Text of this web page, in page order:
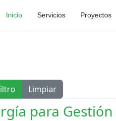
Inicio Servicios Proyectos
Limpiar
para